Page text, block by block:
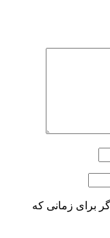
برای زمانی که